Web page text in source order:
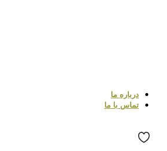
درباره ما
تماس با ما